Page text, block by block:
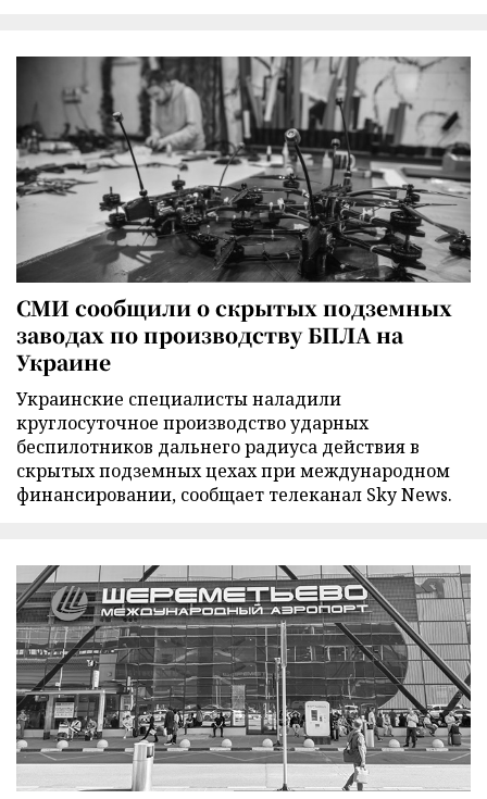
СМИ сообщили о скрытых подземных
заводах по производству БПЛА на
Украине
Украинские специалисты наладили
круглосуточное производство ударных
беспилотников дальнего радиуса действия в
скрытых подземных цехах при международном
финансировании, сообщает телеканал Sky News.